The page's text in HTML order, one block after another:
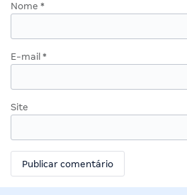
Nome *
E-mail *
Site